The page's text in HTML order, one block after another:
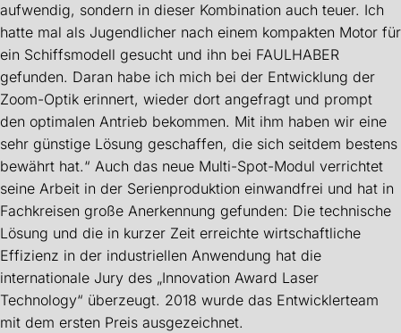
aufwendig, sondern in dieser Kombination auch teuer. Ich
hatte mal als Jugendlicher nach einem kompakten Motor für
ein Schiffsmodell gesucht und ihn bei FAULHABER
gefunden. Daran habe ich mich bei der Entwicklung der
Zoom-Optik erinnert, wieder dort angefragt und prompt
den optimalen Antrieb bekommen. Mit ihm haben wir eine
sehr günstige Lösung geschaffen, die sich seitdem bestens
bewährt hat.“ Auch das neue Multi-Spot-Modul verrichtet
seine Arbeit in der Serienproduktion einwandfrei und hat in
Fachkreisen große Anerkennung gefunden: Die technische
Lösung und die in kurzer Zeit erreichte wirtschaftliche
Effizienz in der industriellen Anwendung hat die
internationale Jury des „Innovation Award Laser
Technology“ überzeugt. 2018 wurde das Entwicklerteam
mit dem ersten Preis ausgezeichnet.